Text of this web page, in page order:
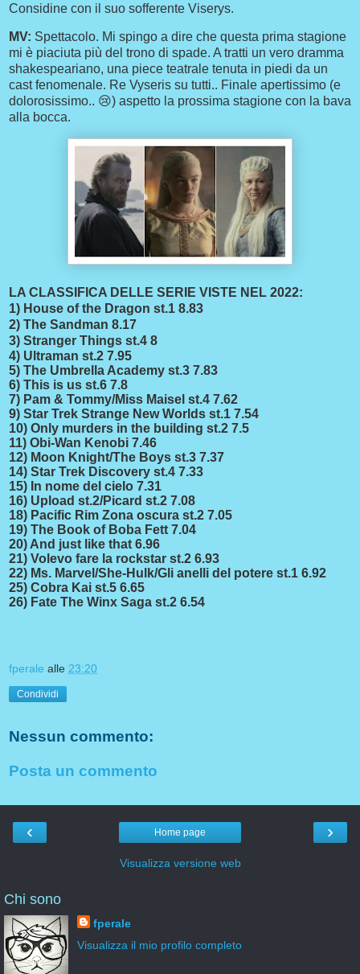
Considine con il suo sofferente Viserys.
MV: Spettacolo. Mi spingo a dire che questa prima stagione
mi è piaciuta più del trono di spade. A tratti un vero dramma
shakespeariano, una piece teatrale tenuta in piedi da un
cast fenomenale. Re Vyseris su tutti.. Finale apertissimo (e
dolorosissimo.. 😢) aspetto la prossima stagione con la bava
alla bocca.
LA CLASSIFICA DELLE SERIE VISTE NEL 2022:
1) House of the Dragon st.1 8.83
2) The Sandman 8.17
3) Stranger Things st.4 8
4) Ultraman st.2 7.95
5) The Umbrella Academy st.3 7.83
6) This is us st.6 7.8
7) Pam & Tommy/Miss Maisel st.4 7.62
9) Star Trek Strange New Worlds st.1 7.54
10) Only murders in the building st.2 7.5
11) Obi-Wan Kenobi 7.46
12) Moon Knight/The Boys st.3 7.37
14) Star Trek Discovery st.4 7.33
15) In nome del cielo 7.31
16) Upload st.2/Picard st.2 7.08
18) Pacific Rim Zona oscura st.2 7.05
19) The Book of Boba Fett 7.04
20) And just like that 6.96
21) Volevo fare la rockstar st.2 6.93
22) Ms. Marvel/She-Hulk/Gli anelli del potere st.1 6.92
25) Cobra Kai st.5 6.65
26) Fate The Winx Saga st.2 6.54
fperale alle 23:20
Condividi
Nessun commento:
Posta un commento
‹ ›
Home page
Visualizza versione web
Chi sono
fperale
Visualizza il mio profilo completo